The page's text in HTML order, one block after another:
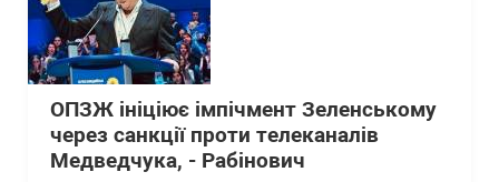
ОПЗЖ ініціює імпічмент Зеленському
через санкції проти телеканалів
Медведчука, - Рабінович